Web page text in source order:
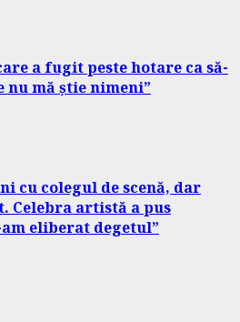
a fugit peste hotare ca să-
nu mă știe nimeni”
cu colegul de scenă, dar
Celebra artistă a pus
eliberat degetul”